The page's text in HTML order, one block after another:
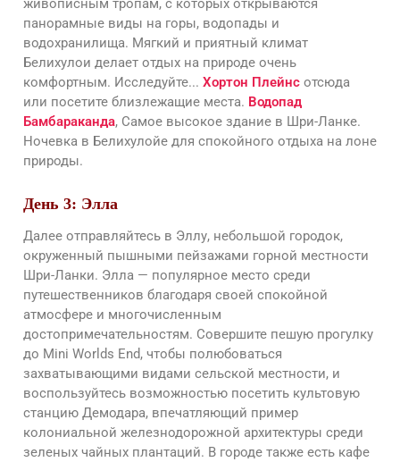
живописным тропам, с которых открываются
панорамные виды на горы, водопады и
водохранилища. Мягкий и приятный климат
Белихулои делает отдых на природе очень
комфортным. Исследуйте... Хортон Плейнс отсюда
или посетите близлежащие места. Водопад
Бамбараканда, Самое высокое здание в Шри-Ланке.
Ночевка в Белихулойе для спокойного отдыха на лоне
природы.
День 3: Элла
Далее отправляйтесь в Эллу, небольшой городок,
окруженный пышными пейзажами горной местности
Шри-Ланки. Элла — популярное место среди
путешественников благодаря своей спокойной
атмосфере и многочисленным
достопримечательностям. Совершите пешую прогулку
до Mini Worlds End, чтобы полюбоваться
захватывающими видами сельской местности, и
воспользуйтесь возможностью посетить культовую
станцию Демодара, впечатляющий пример
колониальной железнодорожной архитектуры среди
зеленых чайных плантаций. В городе также есть кафе